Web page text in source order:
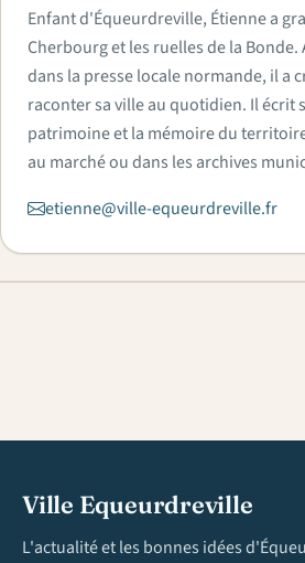
Enfant d'Équeurdreville, Étienne a
Cherbourg et les ruelles de la
dans la presse locale normande, il a
raconter sa ville au quotidien. Il écrit
patrimoine et la mémoire du
au marché ou dans les archives
etienne@ville-equeurdreville.fr
Ville Equeurdreville
L'actualité et les bonnes idées